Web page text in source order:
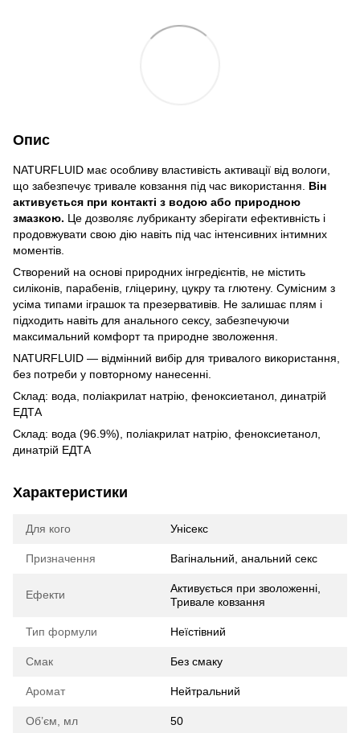
Опис
NATURFLUID має особливу властивість активації від вологи,
що забезпечує тривале ковзання під час використання. Він
активується при контакті з водою або природною
змазкою. Це дозволяє лубриканту зберігати ефективність і
продовжувати свою дію навіть під час інтенсивних інтимних
моментів.
Створений на основі природних інгредієнтів, не містить
силіконів, парабенів, гліцерину, цукру та глютену. Сумісним з
усіма типами іграшок та презервативів. Не залишає плям і
підходить навіть для анального сексу, забезпечуючи
максимальний комфорт та природне зволоження.
NATURFLUID — відмінний вибір для тривалого використання,
без потреби у повторному нанесенні.
Склад: вода, поліакрилат натрію, феноксиетанол, динатрій
ЕДТА
Склад: вода (96.9%), поліакрилат натрію, феноксиетанол,
динатрій ЕДТА
Характеристики
Для кого Унісекс
Призначення Вагінальний, анальний секс
Ефекти
Активується при зволоженні,
Тривале ковзання
Тип формули Неїстівний
Смак Без смаку
Аромат Нейтральний
Об’єм, мл 50